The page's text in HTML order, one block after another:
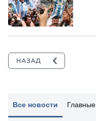
Все новости Главные